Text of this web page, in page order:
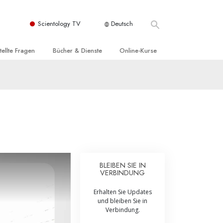
Scientology TV Deutsch
Fragen
der Scientology
Bücher & Dienste
Dienste
Online-Kurse
Beistände bei Krankheiten und
Ehe
BLEIBEN SIE IN
VERBINDUNG
Erhalten Sie Updates
und bleiben Sie in
Verbindung.